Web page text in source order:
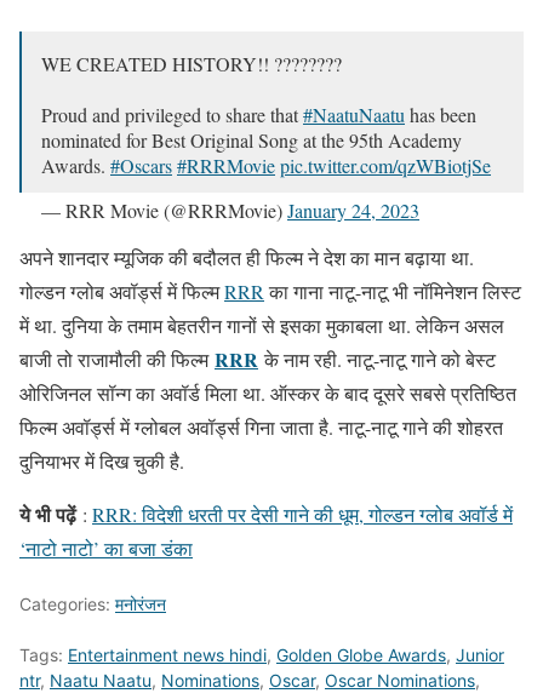
WE CREATED HISTORY!! ????????
Proud and privileged to share that#NaatuNaatu has been
nominated for Best Original Song at the 95th Academy
Awards. #Oscars#RRRMoviepic.twitter.com/qzWBiotjSe
— RRR Movie (@RRRMovie)January 24, 2023
अपने शानदार म्यूजिक की बदौलत ही फिल्म ने देश का मान बढ़ाया था.
गोल्डन ग्लोब अवॉर्ड्स में फिल्मRRR का गाना नाटू-नाटू भी नॉमिनेशन लिस्ट
में था. दुनिया के तमाम बेहतरीन गानों से इसका मुकाबला था. लेकिन असल
बाजी तो राजामौली की फिल्मRRRके नाम रही. नाटू-नाटू गाने को बेस्ट
ओरिजिनल सॉन्ग का अवॉर्ड मिला था. ऑस्कर के बाद दूसरे सबसे प्रतिष्ठित
फिल्म अवॉर्ड्स में ग्लोबल अवॉर्ड्स गिना जाता है. नाटू-नाटू गाने की शोहरत
दुनियाभर में दिख चुकी है.
ये भी पढ़ें : RRR: विदेशी धरती पर देसी गाने की धूम, गोल्डन ग्लोब अवॉर्ड में
‘नाटो नाटो’ का बजा डंका
Categories: मनोरंजन
Tags: Entertainment news hindi, Golden Globe Awards, Junior
ntr, Naatu Naatu, Nominations, Oscar, Oscar Nominations,